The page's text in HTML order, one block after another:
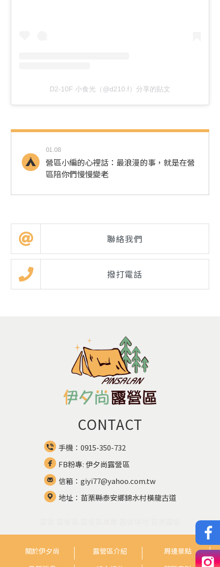
D2-10F 小食光（@d210.f）分享的貼文
01.08
營區小編的心裡話：最浪漫的事，就是在營
區陪你們慢慢變老
聯絡我們
撥打電話
CONTACT
手機：0915-350-732
FB粉專: 伊夕尚露營區
信箱：giyi77@yahoo.com.tw
地址：苗栗縣泰安鄉錦水村橫龍古道
關於伊夕尚 露營區介紹
周邊景點